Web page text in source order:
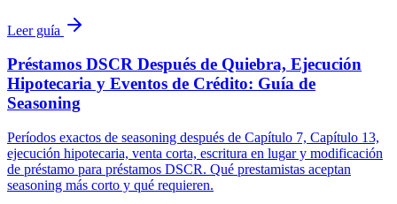
Leer guía
Préstamos DSCR Después de Quiebra, Ejecución
Hipotecaria y Eventos de Crédito: Guía de
Seasoning
Períodos exactos de seasoning después de Capítulo 7, Capítulo 13,
ejecución hipotecaria, venta corta, escritura en lugar y modificación
de préstamo para préstamos DSCR. Qué prestamistas aceptan
seasoning más corto y qué requieren.